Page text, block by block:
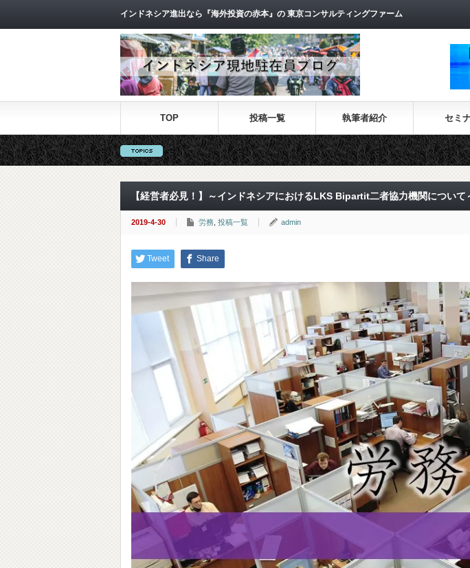
インドネシア進出なら『海外投資の赤本』の 東京コンサルティングファーム
TOP 投稿一覧 執筆者紹介 セミ
【経営者必見！】～インドネシアにおけるLKS Bipartit二者協力機関につい
2019-4-30 労務 投稿一覧 admin
Tweet Share